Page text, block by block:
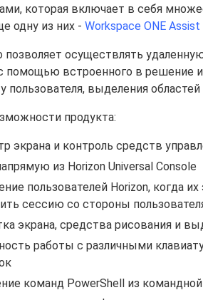
которая включает в себя
одну из них - Workspace ONE
позволяет осуществлять
помощью встроенного в решение
пользователя, выделения
продукта:
экрана и контроль средств
из Horizon Universal Console
пользователей Horizon, когда
сессию со стороны
экрана, средства рисования и
работы с различными
команд PowerShell из